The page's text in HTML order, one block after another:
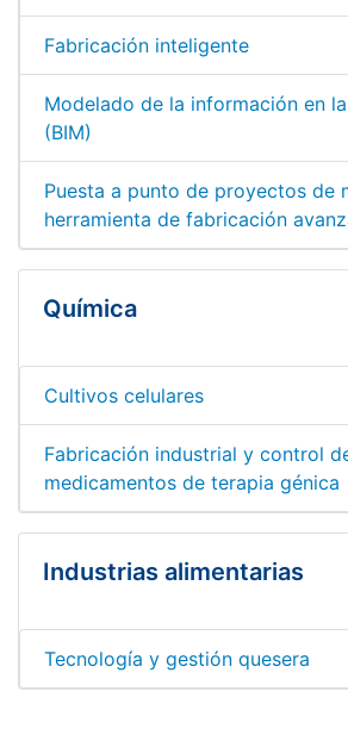
Fabricación inteligente
Modelado de la información en
(BIM)
Puesta a punto de proyectos de
herramienta de fabricación
Química
Cultivos celulares
Fabricación industrial y control
medicamentos de terapia génica
Industrias alimentarias
Tecnología y gestión quesera